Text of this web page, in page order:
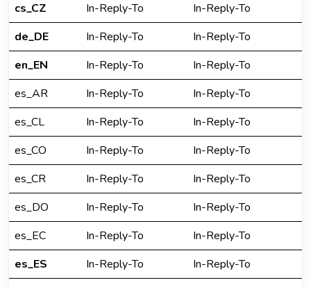
cs_CZ
In-Reply-To
In-Reply-To
de_DE
In-Reply-To
In-Reply-To
en_EN
In-Reply-To
In-Reply-To
es_AR
In-Reply-To
In-Reply-To
es_CL
In-Reply-To
In-Reply-To
es_CO
In-Reply-To
In-Reply-To
es_CR
In-Reply-To
In-Reply-To
es_DO
In-Reply-To
In-Reply-To
es_EC
In-Reply-To
In-Reply-To
es_ES
In-Reply-To
In-Reply-To